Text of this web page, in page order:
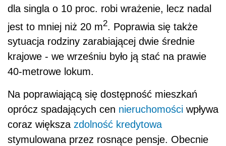
dla singla o 10 proc. robi wrażenie, lecz nadal
jest to mniej niż 20 m2 . Poprawia się także
sytuacja rodziny zarabiającej dwie średnie
krajowe - we wrześniu było ją stać na prawie
40-metrowe lokum.
Na poprawiającą się dostępność mieszkań
oprócz spadających cen nieruchomości wpływa
coraz większa zdolność kredytowa
stymulowana przez rosnące pensje. Obecnie